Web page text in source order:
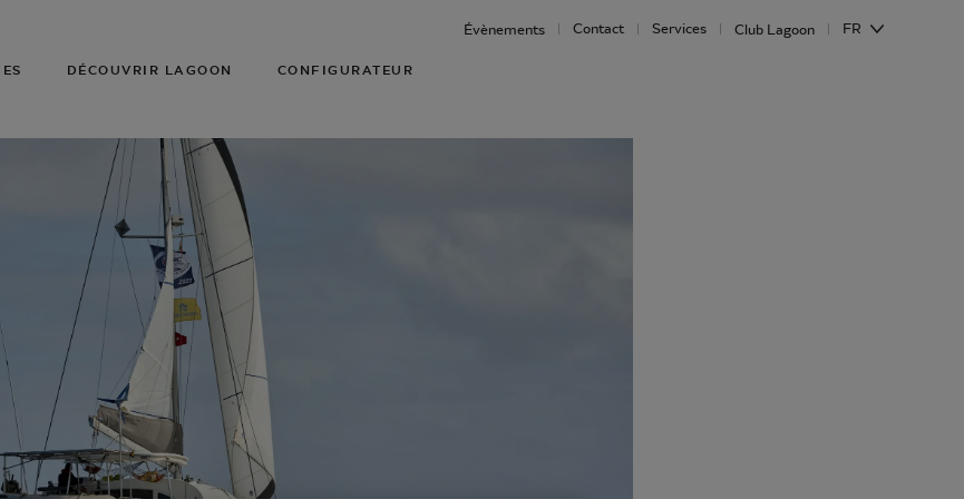
DÉCOUVRIR LAGOON CONFIGURATEUR
Évènements Contact Services Club Lagoon FR